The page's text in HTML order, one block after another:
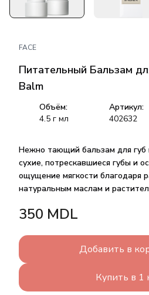
FACE
Питательный Бальзам
Balm
Объём:
4.5 гмл
Артикул:
402632
Нежно тающий бальзам для губ
сухие, потрескавшиеся губы и
ощущение мягкости благодаря
натуральным маслам и
350 MDL
Добавить в
Купить в 1